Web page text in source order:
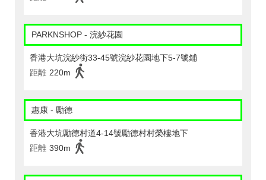
PARKNSHOP - 浣紗花園
香港大坑浣紗街33-45號浣紗花園地下5-7號鋪
距離 220m
惠康 - 勵德
香港大坑勵德村道4-14號勵德村村榮樓地下
距離 390m